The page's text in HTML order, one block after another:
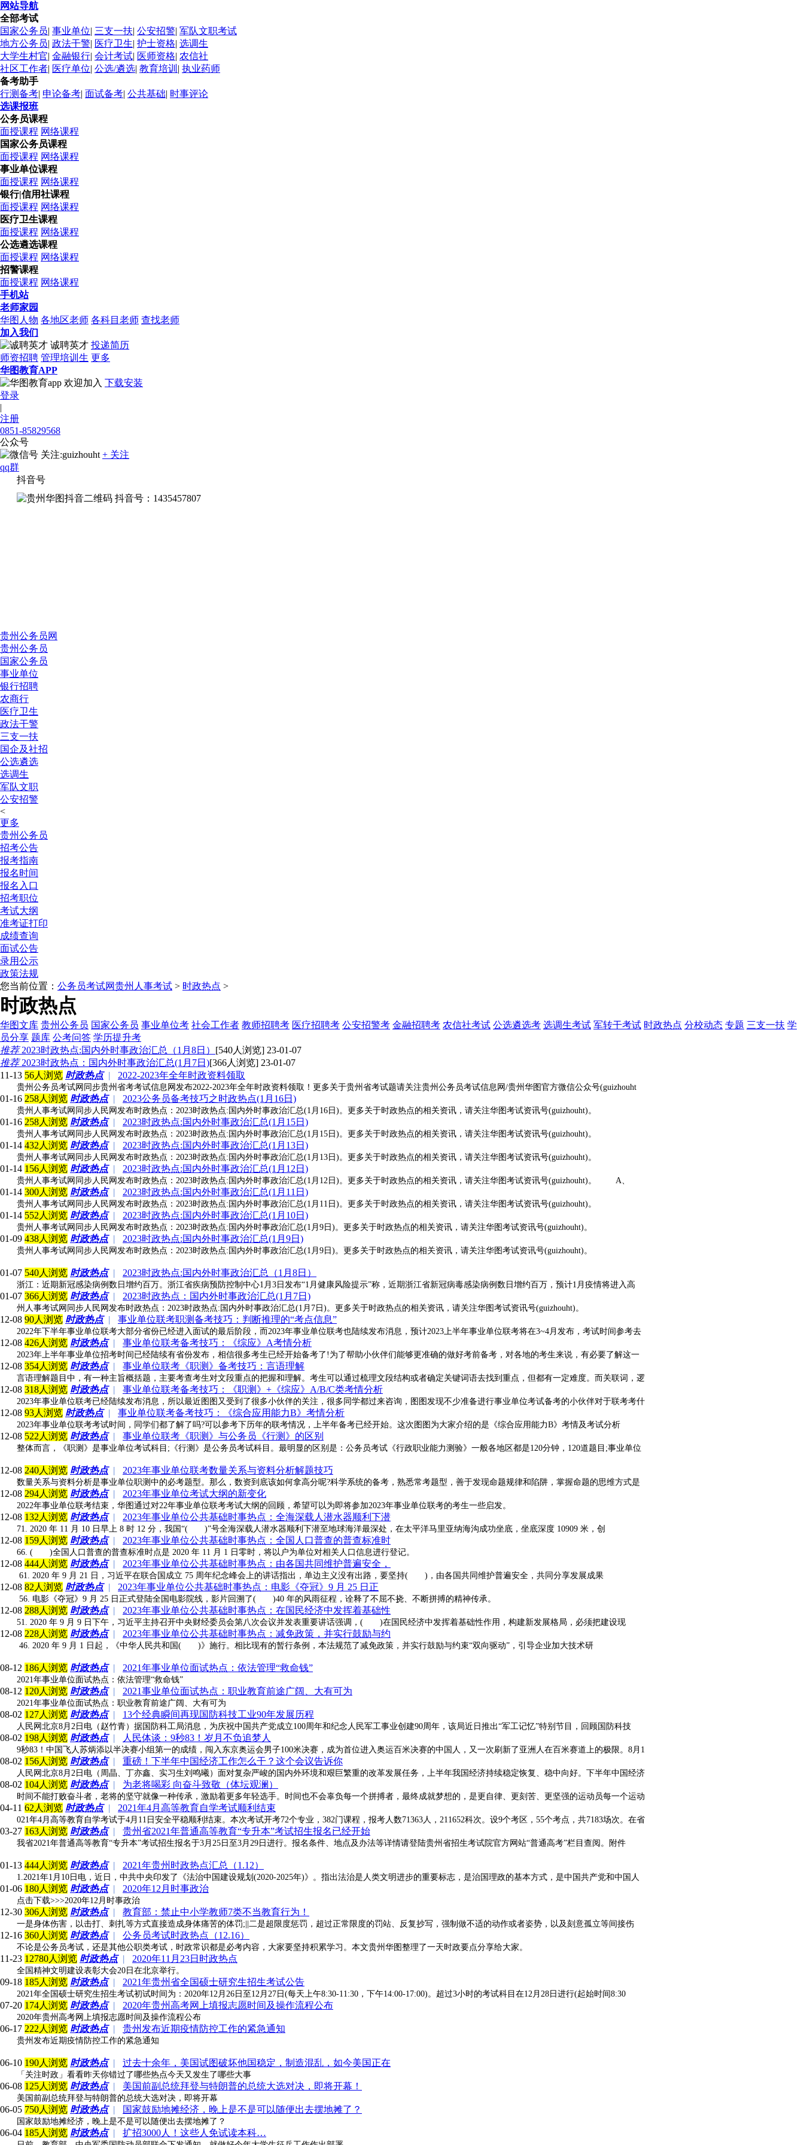
网站导航
全部考试
国家公务员| 事业单位| 三支一扶| 公安招警| 军队文职考试
地方公务员| 政法干警| 医疗卫生| 护士资格| 选调生
大学生村官| 金融银行| 会计考试| 医师资格| 农信社
社区工作者| 医疗单位| 公选/遴选| 教育培训 | 执业药师
备考助手
行测备考| 申论备考| 面试备考| 公共基础| 时事评论
选课报班
公务员课程
面授课程 网络课程
国家公务员课程
面授课程 网络课程
事业单位课程
面授课程 网络课程
银行|信用社课程
面授课程 网络课程
医疗卫生课程
面授课程 网络课程
公选遴选课程
面授课程 网络课程
招警课程
面授课程 网络课程
手机站
老师家园
华图人物 各地区老师 各科目老师 查找老师
加入我们
诚聘英才 投递简历
师资招聘 管理培训生 更多
华图教育APP
欢迎加入 下载安装
登录
|
注册
0851-85829568
公众号
关注:guizhouht + 关注
qq群
抖音号
抖音号：1435457807
贵州公务员网
贵州公务员
国家公务员
事业单位
银行招聘
农商行
医疗卫生
政法干警
三支一扶
国企及社招
公选遴选
选调生
军队文职
公安招警
<
更多
贵州公务员
招考公告
报考指南
报名时间
报名入口
招考职位
考试大纲
准考证打印
成绩查询
面试公告
录用公示
政策法规
您当前位置： 公务员考试网贵州人事考试 > 时政热点 >
时政热点
华图文库 贵州公务员 国家公务员 事业单位考 社会工作者 教师招聘考 医疗招聘考 公安招警考 金融招聘考 农信社考试 公选遴选考 选调生考试 军转干考试 时政热点 分校动态 专题 三支一扶 学
员分享 题库 公考问答 学历提升考
推荐2023时政热点:国内外时事政治汇总（1月8日） [540人浏览] 23-01-07
推荐2023时政热点：国内外时事政治汇总(1月7日)[366人浏览] 23-01-07
11-13 56人浏览 时政热点| 2022-2023年全年时政资料领取
贵州公务员考试网同步贵州省考考试信息网发布2022-2023年全年时政资料领取！更多关于贵州省考试题请关注贵州公务员考试信息网/贵州华图官方微信公众号(guizhouht
01-16 258人浏览 时政热点| 2023公务员备考技巧之时政热点(1月16日)
贵州人事考试网同步人民网发布时政热点：2023时政热点:国内外时事政治汇总(1月16日)。更多关于时政热点的相关资讯，请关注华图考试资讯号(guizhouht)。
01-16 258人浏览 时政热点| 2023时政热点:国内外时事政治汇总(1月15日)
贵州人事考试网同步人民网发布时政热点：2023时政热点:国内外时事政治汇总(1月15日)。更多关于时政热点的相关资讯，请关注华图考试资讯号(guizhouht)。
01-14 432人浏览 时政热点| 2023时政热点:国内外时事政治汇总(1月13日)
贵州人事考试网同步人民网发布时政热点：2023时政热点:国内外时事政治汇总(1月13日)。更多关于时政热点的相关资讯，请关注华图考试资讯号(guizhouht)。
01-14 156人浏览 时政热点| 2023时政热点:国内外时事政治汇总(1月12日)
贵州人事考试网同步人民网发布时政热点：2023时政热点:国内外时事政治汇总(1月12日)。更多关于时政热点的相关资讯，请关注华图考试资讯号(guizhouht)。 A、
01-14 300人浏览 时政热点| 2023时政热点:国内外时事政治汇总(1月11日)
贵州人事考试网同步人民网发布时政热点：2023时政热点:国内外时事政治汇总(1月11日)。更多关于时政热点的相关资讯，请关注华图考试资讯号(guizhouht)。
01-14 552人浏览 时政热点| 2023时政热点:国内外时事政治汇总(1月10日)
贵州人事考试网同步人民网发布时政热点：2023时政热点:国内外时事政治汇总(1月9日)。更多关于时政热点的相关资讯，请关注华图考试资讯号(guizhouht)。
01-09 438人浏览 时政热点| 2023时政热点:国内外时事政治汇总(1月9日)
贵州人事考试网同步人民网发布时政热点：2023时政热点:国内外时事政治汇总(1月9日)。更多关于时政热点的相关资讯，请关注华图考试资讯号(guizhouht)。
01-07 540人浏览 时政热点| 2023时政热点:国内外时事政治汇总（1月8日）
浙江：近期新冠感染病例数日增约百万。浙江省疾病预防控制中心1月3日发布“1月健康风险提示”称，近期浙江省新冠病毒感染病例数日增约百万，预计1月疫情将进入高
01-07 366人浏览 时政热点| 2023时政热点：国内外时事政治汇总(1月7日)
州人事考试网同步人民网发布时政热点：2023时政热点:国内外时事政治汇总(1月7日)。更多关于时政热点的相关资讯，请关注华图考试资讯号(guizhouht)。
12-08 90人浏览 时政热点| 事业单位联考职测备考技巧：判断推理的“考点信息”
2022年下半年事业单位联考大部分省份已经进入面试的最后阶段，而2023年事业单位联考也陆续发布消息，预计2023上半年事业单位联考将在3~4月发布，考试时间参考去
12-08 426人浏览 时政热点| 事业单位联考备考技巧：《综应》A考情分析
2023年上半年事业单位招考时间已经陆续有省份发布，相信很多考生已经开始备考了!为了帮助小伙伴们能够更准确的做好考前备考，对各地的考生来说，有必要了解这一
12-08 354人浏览 时政热点| 事业单位联考《职测》备考技巧：言语理解
言语理解题目中，有一种主旨概括题，主要考查考生对文段重点的把握和理解。考生可以通过梳理文段结构或者确定关键词语去找到重点，但都有一定难度。而关联词，逻
12-08 318人浏览 时政热点| 事业单位联考备考技巧：《职测》+《综应》A/B/C类考情分析
2023年事业单位联考已经陆续发布消息，所以最近图图又受到了很多小伙伴的关注，很多同学都过来咨询，图图发现不少准备进行事业单位考试备考的小伙伴对于联考考什
12-08 93人浏览 时政热点| 事业单位联考备考技巧：《综合应用能力B》考情分析
2023年事业单位联考考试时间，同学们都了解了吗?可以参考下历年的联考情况，上半年备考已经开始。这次图图为大家介绍的是《综合应用能力B》考情及考试分析
12-08 522人浏览 时政热点| 事业单位联考《职测》与公务员《行测》的区别
整体而言，《职测》是事业单位考试科目;《行测》是公务员考试科目。最明显的区别是：公务员考试《行政职业能力测验》一般各地区都是120分钟，120道题目;事业单位
12-08 240人浏览 时政热点| 2023年事业单位联考数量关系与资料分析解题技巧
数量关系与资料分析是事业单位职测中的必考题型。那么，数资到底该如何拿高分呢?科学系统的备考，熟悉常考题型，善于发现命题规律和陷阱，掌握命题的思维方式是
12-08 294人浏览 时政热点| 2023年事业单位考试大纲的新变化
2022年事业单位联考结束，华图通过对22年事业单位联考考试大纲的回顾，希望可以为即将参加2023年事业单位联考的考生一些启发。
12-08 132人浏览 时政热点| 2023年事业单位公共基础时事热点：全海深载人潜水器顺利下潜
71. 2020 年 11 月 10 日早上 8 时 12 分，我国“( )”号全海深载人潜水器顺利下潜至地球海洋最深处，在太平洋马里亚纳海沟成功坐底，坐底深度 10909 米，创
12-08 159人浏览 时政热点| 2023年事业单位公共基础时事热点：全国人口普查的普查标准时
66. ( )全国人口普查的普查标准时点是 2020 年 11 月 1 日零时，将以户为单位对相关人口信息进行登记。
12-08 444人浏览 时政热点| 2023年事业单位公共基础时事热点：由各国共同维护普遍安全，
61. 2020 年 9 月 21 日，习近平在联合国成立 75 周年纪念峰会上的讲话指出，单边主义没有出路，要坚持( )，由各国共同维护普遍安全，共同分享发展成果
12-08 82人浏览 时政热点| 2023年事业单位公共基础时事热点：电影《夺冠》9 月 25 日正
56. 电影《夺冠》9 月 25 日正式登陆全国电影院线，影片回溯了( )40 年的风雨征程，诠释了不屈不挠、不断拼搏的精神传承。
12-08 288人浏览 时政热点| 2023年事业单位公共基础时事热点：在国民经济中发挥着基础性
51. 2020 年 9 月 9 日下午，习近平主持召开中央财经委员会第八次会议并发表重要讲话强调，( )在国民经济中发挥着基础性作用，构建新发展格局，必须把建设现
12-08 228人浏览 时政热点| 2023年事业单位公共基础时事热点：减免政策，并实行鼓励与约
46. 2020 年 9 月 1 日起，《中华人民共和国( )》施行。相比现有的暂行条例，本法规范了减免政策，并实行鼓励与约束“双向驱动”，引导企业加大技术研
08-12 186人浏览 时政热点| 2021年事业单位面试热点：依法管理“救命钱”
2021年事业单位面试热点：依法管理“救命钱”
08-12 120人浏览 时政热点| 2021事业单位面试热点：职业教育前途广阔、大有可为
2021年事业单位面试热点：职业教育前途广阔、大有可为
08-02 127人浏览 时政热点| 13个经典瞬间再现国防科技工业90年发展历程
人民网北京8月2日电（赵竹青）据国防科工局消息，为庆祝中国共产党成立100周年和纪念人民军工事业创建90周年，该局近日推出“军工记忆”特别节目，回顾国防科技
08-02 198人浏览 时政热点| 人民体谈：9秒83！岁月不负追梦人
9秒83！中国飞人苏炳添以半决赛小组第一的成绩，闯入东京奥运会男子100米决赛，成为首位进入奥运百米决赛的中国人，又一次刷新了亚洲人在百米赛道上的极限。8月1
08-02 156人浏览 时政热点| 重磅！下半年中国经济工作怎么干？这个会议告诉你
人民网北京8月2日电（周晶、丁亦鑫、实习生刘鸣曦）面对复杂严峻的国内外环境和艰巨繁重的改革发展任务，上半年我国经济持续稳定恢复、稳中向好。下半年中国经济
08-02 104人浏览 时政热点| 为老将喝彩 向奋斗致敬（体坛观澜）
时间不能打败奋斗者，老将的坚守就像一种传承，激励着更多年轻选手。时间也不会辜负每一个拼搏者，最终成就梦想的，是更自律、更刻苦、更坚强的运动员每一个运动
04-11 62人浏览 时政热点| 2021年4月高等教育自学考试顺利结束
021年4月高等教育自学考试于4月11日安全平稳顺利结束。本次考试开考72个专业，382门课程，报考人数71363人，211652科次。设9个考区，55个考点，共7183场次。在省
03-27 163人浏览 时政热点| 贵州省2021年普通高等教育“专升本”考试招生报名已经开始
我省2021年普通高等教育“专升本”考试招生报名于3月25日至3月29日进行。报名条件、地点及办法等详情请登陆贵州省招生考试院官方网站“普通高考”栏目查阅。附件
01-13 444人浏览 时政热点| 2021年贵州时政热点汇总（1.12）
1.2021年1月10日电，近日，中共中央印发了《法治中国建设规划(2020-2025年)》。指出法治是人类文明进步的重要标志，是治国理政的基本方式，是中国共产党和中国人
01-06 180人浏览 时政热点| 2020年12月时事政治
点击下载>>>2020年12月时事政治
12-30 306人浏览 时政热点| 教育部：禁止中小学教师7类不当教育行为！
一是身体伤害，以击打、刺扎等方式直接造成身体痛苦的体罚;||二是超限度惩罚，超过正常限度的罚站、反复抄写，强制做不适的动作或者姿势，以及刻意孤立等间接伤
12-16 360人浏览 时政热点| 公务员考试时政热点（12.16）
不论是公务员考试，还是其他公职类考试，时政常识都是必考内容，大家要坚持积累学习。本文贵州华图整理了一天时政要点分享给大家。
11-23 12780人浏览 时政热点| 2020年11月23日时政热点
全国精神文明建设表彰大会20日在北京举行。
09-18 185人浏览 时政热点| 2021年贵州省全国硕士研究生招生考试公告
2021年全国硕士研究生招生考试初试时间为：2020年12月26日至12月27日(每天上午8:30-11:30，下午14:00-17:00)。超过3小时的考试科目在12月28日进行(起始时间8:30
07-20 174人浏览 时政热点| 2020年贵州高考网上填报志愿时间及操作流程公布
2020年贵州高考网上填报志愿时间及操作流程公布
06-17 222人浏览 时政热点| 贵州发布近期疫情防控工作的紧急通知
贵州发布近期疫情防控工作的紧急通知
06-10 190人浏览 时政热点| 过去十余年，美国试图破坏他国稳定，制造混乱，如今美国正在
「关注时政」看看昨天你错过了哪些热点今天又发生了哪些大事
06-08 125人浏览 时政热点| 美国前副总统拜登与特朗普的总统大选对决，即将开幕！
美国前副总统拜登与特朗普的总统大选对决，即将开幕
06-05 750人浏览 时政热点| 国家鼓励地摊经济，晚上是不是可以随便出去摆地摊了？
国家鼓励地摊经济，晚上是不是可以随便出去摆地摊了？
06-04 185人浏览 时政热点| 扩招3000人！这些人免试读本科…